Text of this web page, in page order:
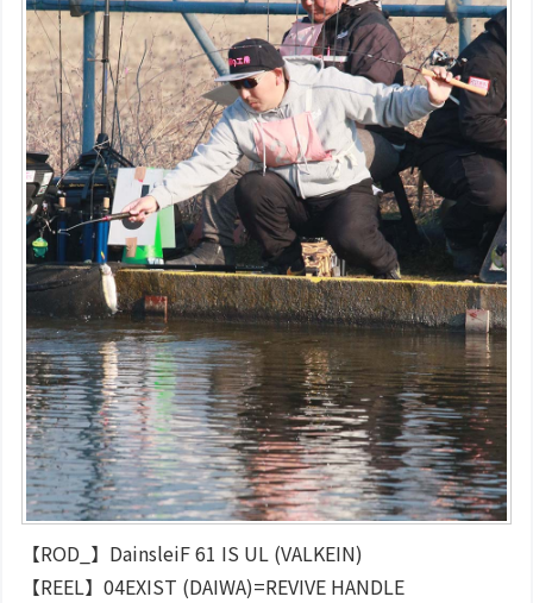
【ROD_】DainsleiF 61 IS UL (VALKEIN)
【REEL】04EXIST (DAIWA)=REVIVE HANDLE